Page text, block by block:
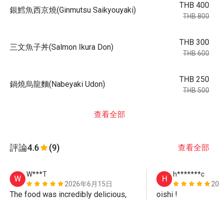
銀鱈魚西京燒(Ginmutsu Saikyouyaki)
THB 400
THB 800
三文魚子丼(Salmon Ikura Don)
THB 300
THB 600
鍋燒烏龍麵(Nabeyaki Udon)
THB 250
THB 500
查看全部
評論4.6 (9) 查看全部
W
W***T
2026年6月15日
The food was incredibly delicious,
H
h*******c